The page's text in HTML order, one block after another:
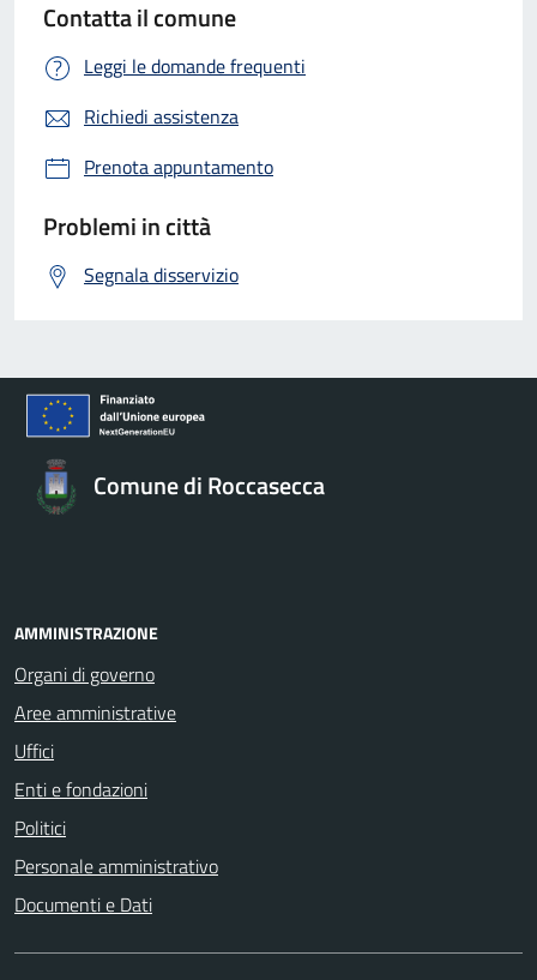
Contatta il comune
Leggi le domande frequenti
Richiedi assistenza
Prenota appuntamento
Problemi in città
Segnala disservizio
Comune di Roccasecca
AMMINISTRAZIONE
Organi di governo
Aree amministrative
Uffici
Enti e fondazioni
Politici
Personale amministrativo
Documenti e Dati